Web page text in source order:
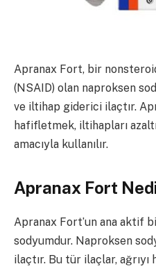
Apranax Fort, bir
(NSAID) olan naproksen
ve iltihap giderici ilaçtır.
hafifletmek, iltihapları
amacıyla kullanılır.
Apranax Fort
Apranax Fort’un ana aktif
sodyumdur. Naproksen
ilaçtır. Bu tür ilaçlar,